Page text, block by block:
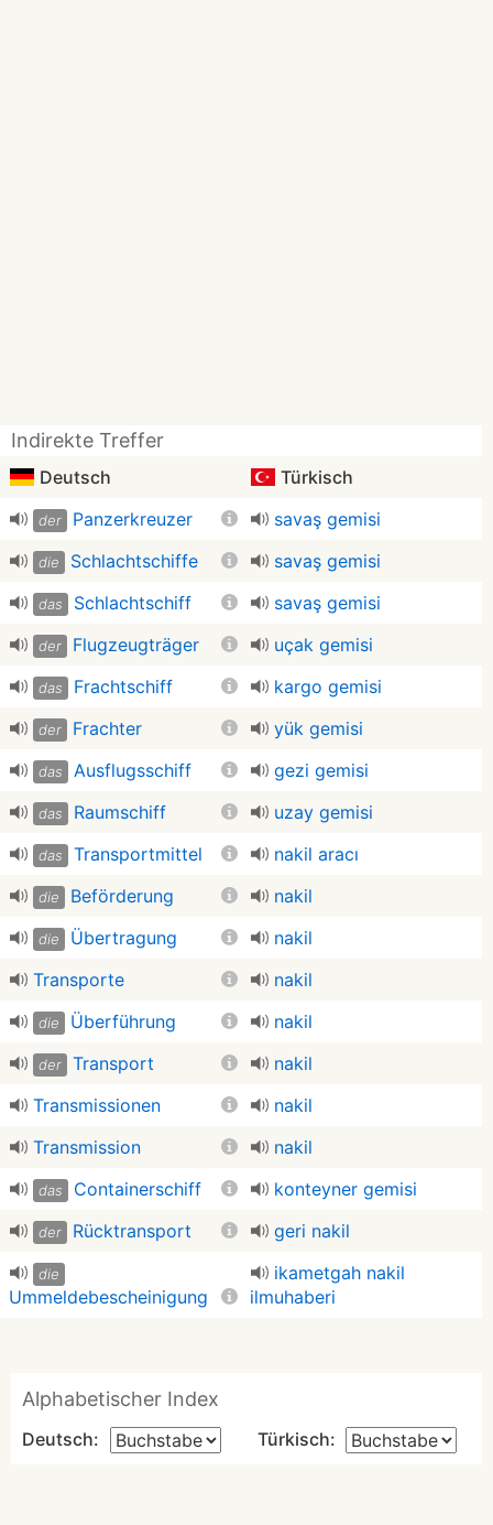
Indirekte Treffer
Deutsch Türkisch
der Panzerkreuzer savaş gemisi
die Schlachtschiffe savaş gemisi
das Schlachtschiff savaş gemisi
der Flugzeugträger uçak gemisi
das Frachtschiff kargo gemisi
der Frachter yük gemisi
das Ausflugsschiff gezi gemisi
das Raumschiff uzay gemisi
das Transportmittel nakil aracı
die Beförderung nakil
die Übertragung
nakil
Transporte
nakil
die Überführung nakil
der Transport
nakil
Transmissionen
nakil
Transmission
nakil
das Containerschiff konteyner gemisi
der Rücktransport geri nakil
die
Ummeldebescheinigung
ikametgah nakil
ilmuhaberi
Alphabetischer Index
Deutsch: Türkisch: